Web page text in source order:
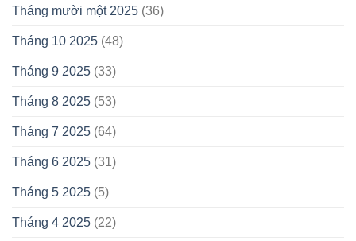
Tháng mười một 2025 (36)
Tháng 10 2025 (48)
Tháng 9 2025 (33)
Tháng 8 2025 (53)
Tháng 7 2025 (64)
Tháng 6 2025 (31)
Tháng 5 2025 (5)
Tháng 4 2025 (22)